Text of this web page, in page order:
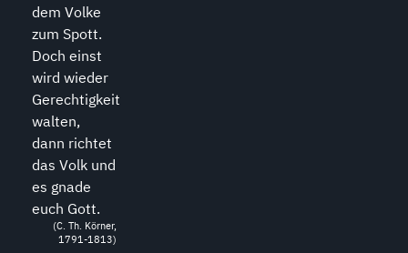
dem Volke
zum Spott.
Doch einst
wird wieder
Gerechtigkeit
walten,
dann richtet
das Volk und
es gnade
euch Gott.
(C. Th. Körner,
1791-1813)